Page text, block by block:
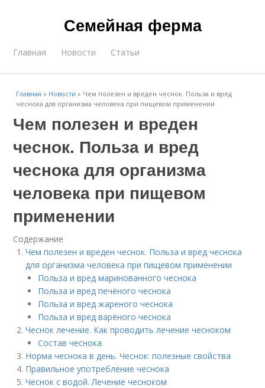
Семейная ферма
Главная Новости Статьи
Главная » Новости » Чем полезен и вреден чеснок. Польза и вред
чеснока для организма человека при пищевом применении
Чем полезен и вреден
чеснок. Польза и вред
чеснока для организма
человека при пищевом
применении
Содержание
Чем полезен и вреден чеснок. Польза и вред чеснока
для организма человека при пищевом применении
Польза и вред маринованного чеснока
Польза и вред печёного чеснока
Польза и вред жареного чеснока
Польза и вред варёного чеснока
Чеснок лечение. Как проводить лечение чесноком
Состав чеснока
Норма чеснока в день. Чеснок: полезные свойства
Правильное употребление чеснока
Чеснок с водой. Лечение чесноком